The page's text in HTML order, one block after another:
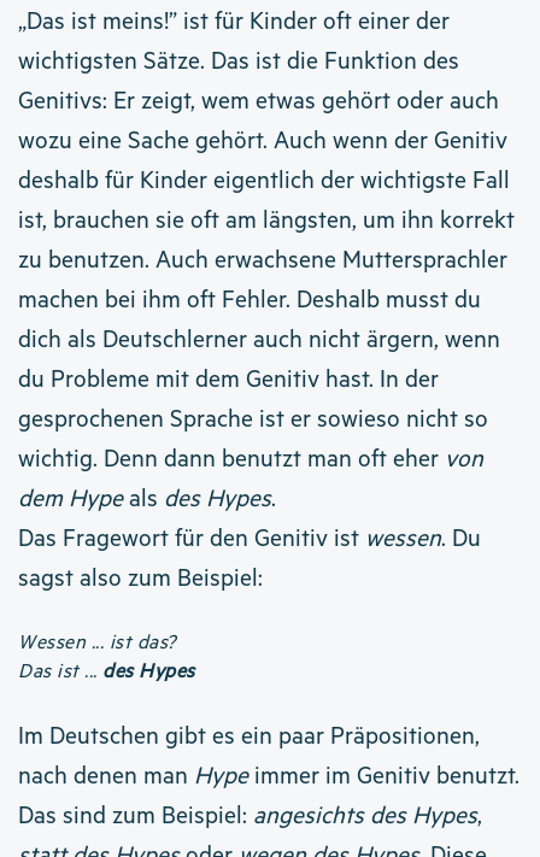
„Das ist meins!” ist für Kinder oft einer der
wichtigsten Sätze. Das ist die Funktion des
Genitivs: Er zeigt, wem etwas gehört oder auch
wozu eine Sache gehört. Auch wenn der Genitiv
deshalb für Kinder eigentlich der wichtigste Fall
ist, brauchen sie oft am längsten, um ihn korrekt
zu benutzen. Auch erwachsene Muttersprachler
machen bei ihm oft Fehler. Deshalb musst du
dich als Deutschlerner auch nicht ärgern, wenn
du Probleme mit dem Genitiv hast. In der
gesprochenen Sprache ist er sowieso nicht so
wichtig. Denn dann benutzt man oft eher von
dem Hypeals des Hypes.
Das Fragewort für den Genitiv ist wessen. Du
sagst also zum Beispiel:
Wessen ... ist das?
Das ist ... des Hypes
Im Deutschen gibt es ein paar Präpositionen,
nach denen man Hypeimmer im Genitiv benutzt.
Das sind zum Beispiel: angesichts des Hypes,